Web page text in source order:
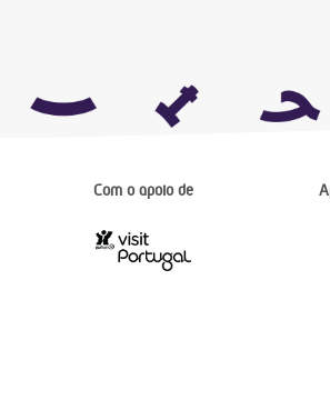
Com o apoio de